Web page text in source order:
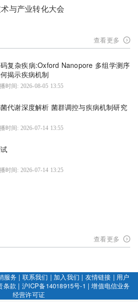
与产业转化大会
查看更多
复杂疾病:Oxford Nanopore 多组学测序
揭示疾病机制
时间: 2026-08-05 13:55
代谢深度解析 菌群调控与疾病机制研究
时间: 2026-07-14 13:55
时间: 2026-07-14 13:25
查看更多
服务 | 联系我们 | 加入我们 | 友情链接 | 用户
条款 | 沪ICP备14018915号-1 |增值电信业务
经营许可证